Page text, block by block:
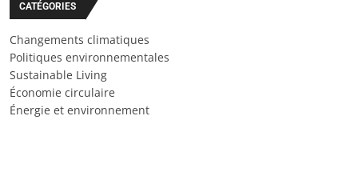
CATÉGORIES
Changements climatiques
Politiques environnementales
Sustainable Living
Économie circulaire
Énergie et environnement